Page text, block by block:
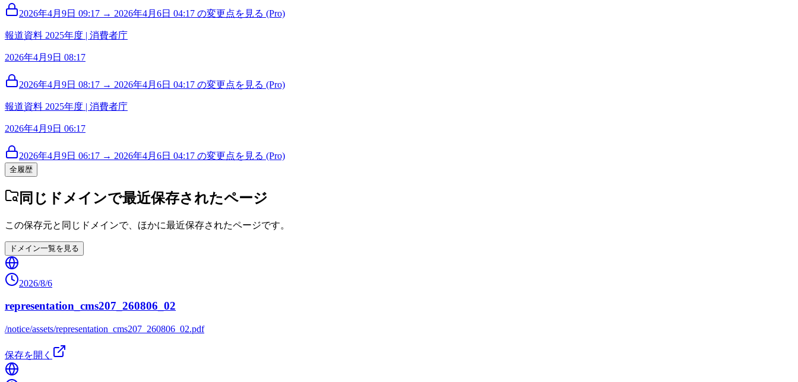
2026年4月9日 09:17 → 2026年4月6日 04:17 の変更点を見る (Pro)
報道資料 2025年度 | 消費者庁
2026年4月9日 08:17
2026年4月9日 08:17 → 2026年4月6日 04:17 の変更点を見る (Pro)
報道資料 2025年度 | 消費者庁
2026年4月9日 06:17
2026年4月9日 06:17 → 2026年4月6日 04:17 の変更点を見る (Pro)
全履歴
同じドメインで最近保存されたページ
この保存元と同じドメインで、ほかに最近保存されたページです。
ドメイン一覧を見る
2026/8/6
representation_cms207_260806_02
/notice/assets/representation_cms207_260806_02.pdf
保存を開く